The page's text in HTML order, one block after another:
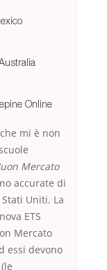
Online
mi è non
Mercato
accurate di
Uniti. La
ETS
Mercato
essi devono